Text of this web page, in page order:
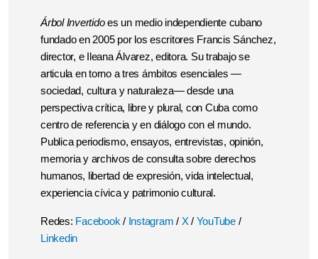
Árbol Invertidoes un medio independiente cubano
fundado en 2005 por los escritores Francis Sánchez,
director, e Ileana Álvarez, editora. Su trabajo se
articula en torno a tres ámbitos esenciales —
sociedad, cultura y naturaleza— desde una
perspectiva crítica, libre y plural, con Cuba como
centro de referencia y en diálogo con el mundo.
Publica periodismo, ensayos, entrevistas, opinión,
memoria y archivos de consulta sobre derechos
humanos, libertad de expresión, vida intelectual,
experiencia cívica y patrimonio cultural.
Redes: Facebook / Instagram / X/ YouTube /
Linkedin